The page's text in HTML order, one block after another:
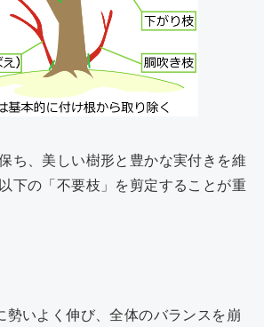
ち、美しい樹形と豊かな実付きを維
下の「不要枝」を剪定することが重
勢いよく伸び、全体のバランスを崩